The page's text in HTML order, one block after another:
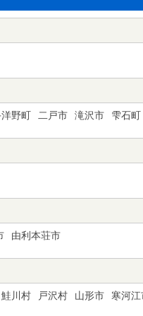
野町 二戸市 滝沢市 雫石町
由利本荘市
鮭川村 戸沢村 山形市 寒河江